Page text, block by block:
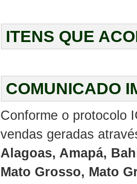
ITENS QUE
COMUNICADO
Conforme o protocolo
vendas geradas
Alagoas, Amapá,
Mato Grosso, Mato